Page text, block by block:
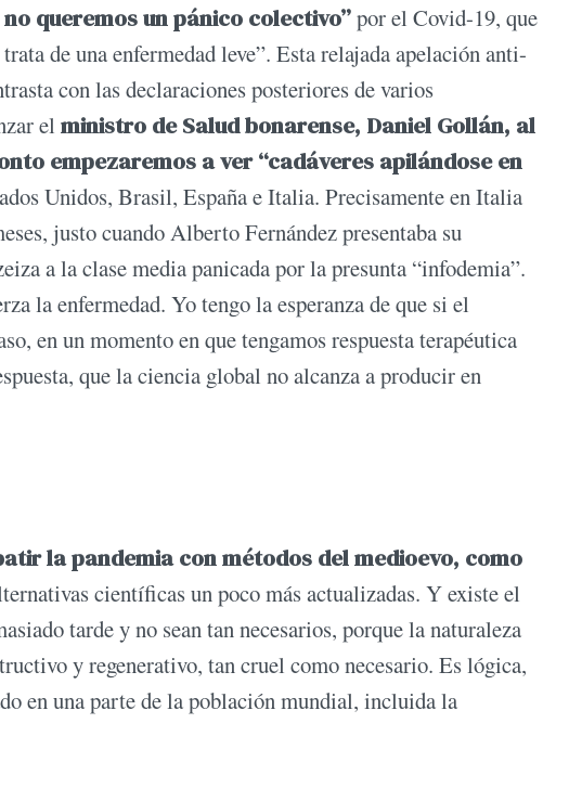
queremos un pánico colectivo”por el Covid-19, que
de una enfermedad leve”. Esta relajada apelación anti-
con las declaraciones posteriores de varios
el ministro de Salud bonarense, Daniel Gollán, al
empezaremos a ver “cadáveres apilándose en
Unidos, Brasil, España e Italia. Precisamente en Italia
justo cuando Alberto Fernández presentaba su
a la clase media panicada por la presunta “infodemia”.
la enfermedad. Yo tengo la esperanza de que si el
en un momento en que tengamos respuesta terapéutica
que la ciencia global no alcanza a producir en
la pandemia con métodos del medioevo, como
científicas un poco más actualizadas. Y existe el
tarde y no sean tan necesarios, porque la naturaleza
y regenerativo, tan cruel como necesario. Es lógica,
en una parte de la población mundial, incluida la